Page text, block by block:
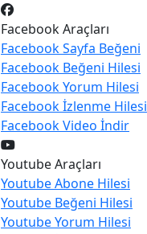
Facebook Araçları
FacebookSayfa Beğeni
Facebook Beğeni Hilesi
FacebookYorum Hilesi
Facebookİzlenme Hilesi
FacebookVideo İndir
Youtube Araçları
YoutubeAbone Hilesi
Youtube Beğeni Hilesi
YoutubeYorum Hilesi